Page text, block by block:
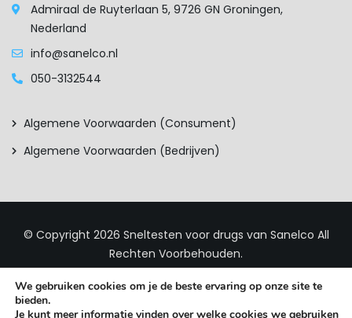
Admiraal de Ruyterlaan 5, 9726 GN Groningen,
Nederland
info@sanelco.nl
050-3132544
Algemene Voorwaarden (consument)
Algemene Voorwaarden (bedrijven)
© Copyright 2026 Sneltesten voor drugs van Sanelco All
Rechten Voorbehouden.
We gebruiken cookies om je de beste ervaring op onze site te
bieden.
Je kunt meer informatie vinden over welke cookies we gebruiken